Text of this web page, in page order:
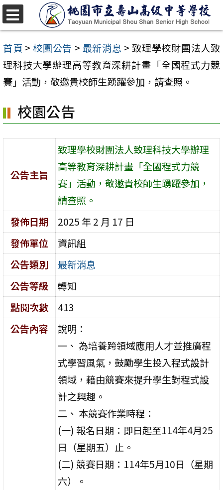
跳
至
主
要
內
區
首頁 > 校園公告 > 最新消息 > 致理學校財團法人致
理科技大學辦理高等教育深耕計畫「全國程式力競
賽」活動，敬邀貴校師生踴躍參加，請查照。
校園公告
公告主旨
致理學校財團法人致理科技大學辦理
高等教育深耕計畫「全國程式力競
賽」活動，敬邀貴校師生踴躍參加，
請查照。
發佈日期
2025 年 2 月 17 日
發佈單位
資訊組
公告類別
最新消息
公告等級
轉知
點閱次數
413
公告內容
說明：
一、 為培養跨領域應用人才並推廣程
式學習風氣，鼓勵學生投入程式設計
領域，藉由競賽來提升學生對程式設
計之興趣。
二、 本競賽作業時程：
(一) 報名日期：即日起至114年4月25
日（星期五）止。
(二) 競賽日期：114年5月10日（星期
六）。
選
單